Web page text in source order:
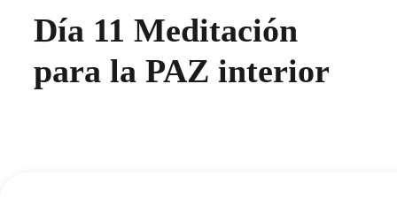
Día 11 Meditación
para la PAZ interior